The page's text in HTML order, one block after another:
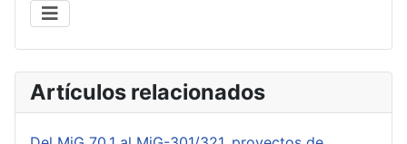
Artículos relacionados